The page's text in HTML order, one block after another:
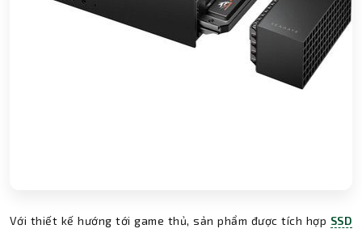
Với thiết kế hướng tới game thủ, sản phẩm được tích hợp SSD